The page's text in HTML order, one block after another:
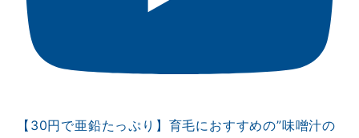
【30円で亜鉛たっぷり】育毛におすすめの”味噌汁の